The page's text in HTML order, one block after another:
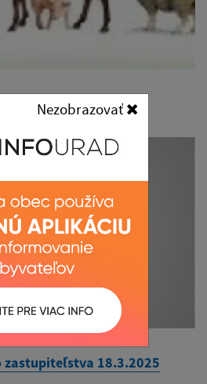
Nezobrazovať
zastupiteľstva 18.3.2025